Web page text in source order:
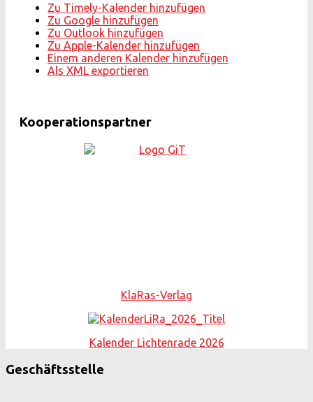
Zu Timely-Kalender hinzufügen
Zu Google hinzufügen
Zu Outlook hinzufügen
Zu Apple-Kalender hinzufügen
Einem anderen Kalender hinzufügen
Als XML exportieren
Kooperationspartner
KlaRas-Verlag
Kalender Lichtenrade 2026
Geschäftsstelle